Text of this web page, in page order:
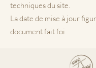
techniques du site.
La date de mise à jour
document fait foi.